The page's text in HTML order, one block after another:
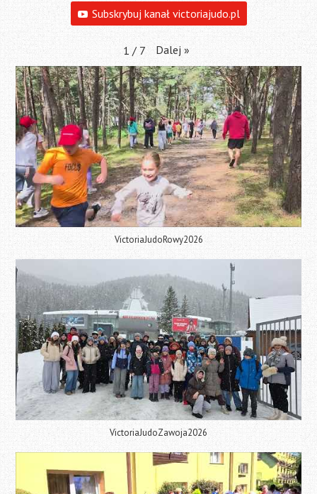
Subskrybuj kanał victoriajudo.pl
1 / 7 Dalej »
VictoriaJudoRowy2026
VictoriaJudoZawoja2026